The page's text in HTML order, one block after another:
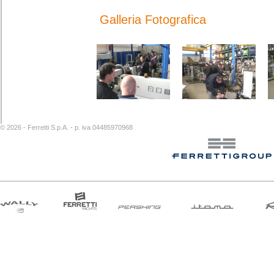
Galleria Fotografica
© 2026 - Ferretti S.p.A. - p. iva 04485970968